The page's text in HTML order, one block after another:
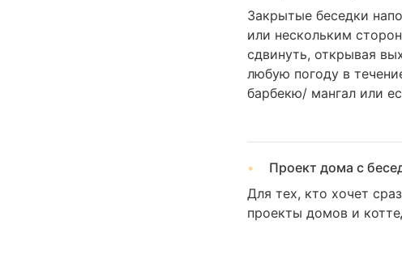
Закрытые беседки
или нескольким
сдвинуть, открывая
любую погоду в
барбекю/ мангал или
Проект дома с
Для тех, кто хочет
проекты домов и